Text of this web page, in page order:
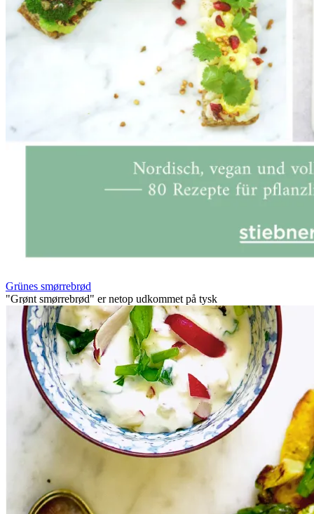
Grünes smørrebrød
"Grønt smørrebrød" er netop udkommet på tysk